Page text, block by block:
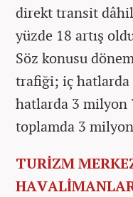
direkt transit
yüzde 18 artış
Söz konusu
trafiği; iç hatlarda
hatlarda 3 milyon
toplamda 3
TURİZM